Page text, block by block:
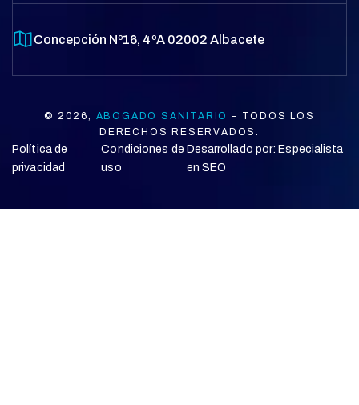
Concepción Nº16, 4ºA 02002 Albacete
© 2026, ABOGADO SANITARIO – TODOS LOS
DERECHOS RESERVADOS.
Política de
privacidad
Condiciones de
uso
Desarrollado por: Especialista
en SEO